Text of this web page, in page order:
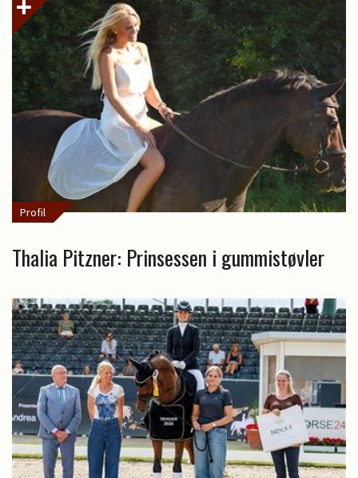
Profil
Thalia Pitzner: Prinsessen i gummistøvler